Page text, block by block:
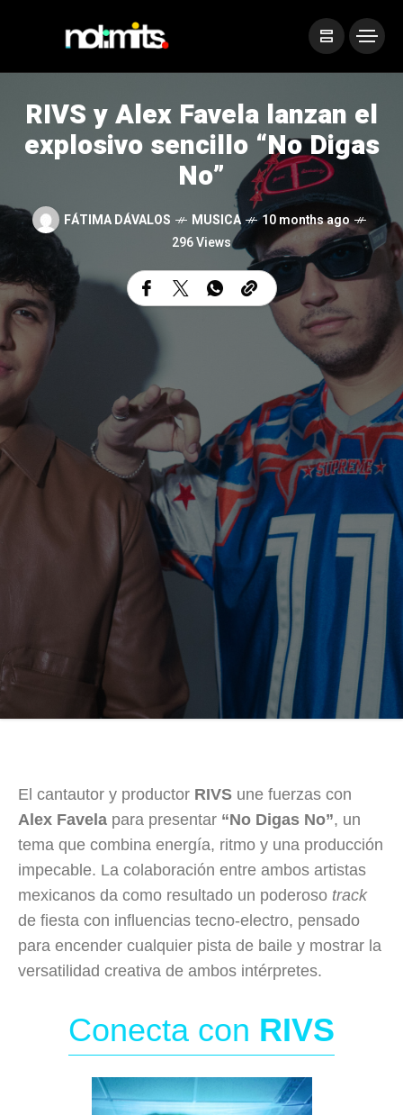
RIVS y Alex Favela lanzan el
explosivo sencillo “No Digas
No”
FÁTIMA DÁVALOS MUSICA
10 months ago
296 Views
El cantautor y productor RIVS une fuerzas con
Alex Favela para presentar “No Digas No”, un
tema que combina energía, ritmo y una producción
impecable. La colaboración entre ambos artistas
mexicanos da como resultado un poderoso track
de fiesta con influencias tecno-electro, pensado
para encender cualquier pista de baile y mostrar la
versatilidad creativa de ambos intérpretes.
Conecta con RIVS